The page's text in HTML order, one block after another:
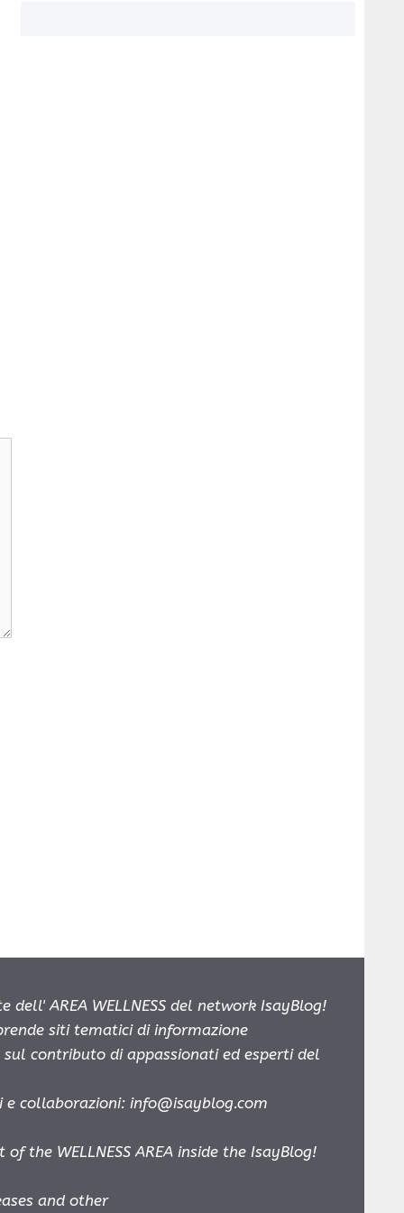
AREA WELLNESS del network IsayBlog!
siti tematici di informazione
contributo di appassionati ed esperti del
e collaborazioni: info@isayblog.com
the WELLNESS AREA inside the IsayBlog!
and other